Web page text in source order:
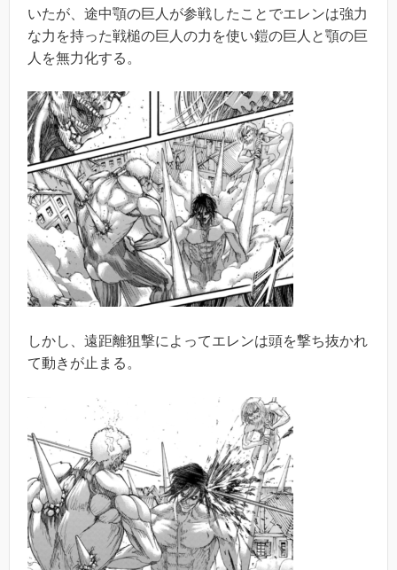
いたが、途中顎の巨人が参戦したことでエレンは強力
な力を持った戦槌の巨人の力を使い鎧の巨人と顎の巨
人を無力化する。
しかし、遠距離狙撃によってエレンは頭を撃ち抜かれ
て動きが止まる。